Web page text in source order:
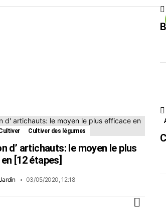
Cultiver des légumes
d’ artichauts: le moyen le plus
[12 étapes]
03/05/2020, 12:18